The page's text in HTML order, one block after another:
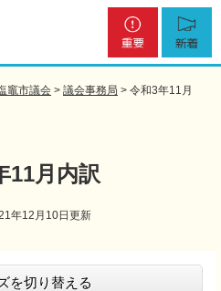
竈市議会 > 議会事務局 > 令和3年11月
11月内訳
年12月10日更新
を切り替える